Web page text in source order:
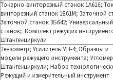
Токарно-винторезный станок 1А616;
винторезный станок 1Е61М; Заточной
Заточной станок 3Б642;
станок; Комплект режущих
Штангенциркули
Тензометр; Усилитель УН-4; Образцы и
модели режущего инструмента;
Штангенциркули; Набор
Режущий и измерительный инструмент